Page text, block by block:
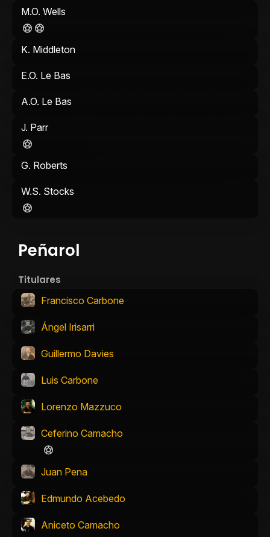
Peñarol
Titulares
Francisco Carbone
Ángel Irisarri
Guillermo Davies
Luis Carbone
Lorenzo Mazzuco
Ceferino Camacho
Juan Pena
Edmundo Acebedo
Aniceto Camacho
M.O. Wells
K. Middleton
E.O. Le Bas
A.O. Le Bas
J. Parr
G. Roberts
W.S. Stocks